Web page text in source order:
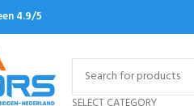
4.9/5